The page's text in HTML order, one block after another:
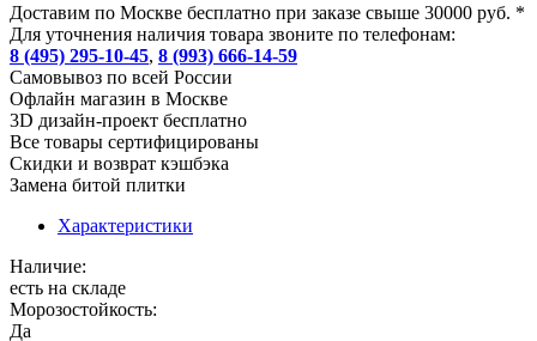
Доставим по Москве бесплатно при заказе свыше 30000 руб. *
Для уточнения наличия товара звоните по телефонам:
8 (495) 295-10-45, 8 (993) 666-14-59
Cамовывоз по всей России
Офлайн магазин в Москве
3D дизайн-проект бесплатно
Все товары сертифицированы
Скидки и возврат кэшбэка
Замена битой плитки
Характеристики
Наличие:
есть на складе
Морозостойкость:
Да